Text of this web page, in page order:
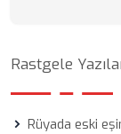
Rastgele
Rüyada eski